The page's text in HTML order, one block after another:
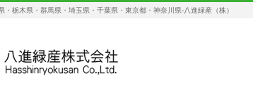
栃木県・群馬県・埼玉県・千葉県・東京都・神奈川県-八進緑産（株）